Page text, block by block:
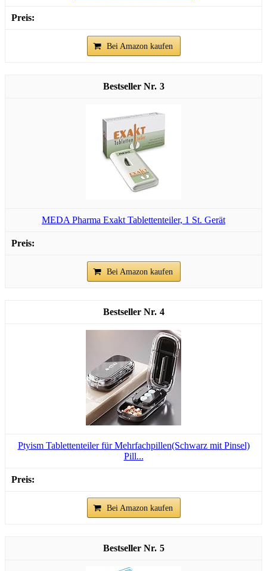
Bei Amazon kaufen
3
MEDA Pharma Exakt Tablettenteiler, 1 St. Gerät
Bei Amazon kaufen
4
Ptyism Tablettenteiler für Mehrfachpillen(Schwarz mit Pinsel)
Pill...
Bei Amazon kaufen
5